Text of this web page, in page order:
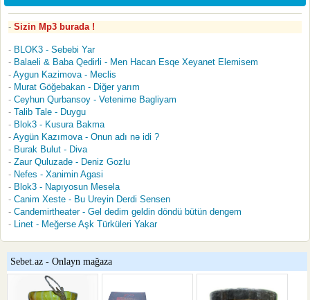
Sizin Mp3 burada !
BLOK3 - Sebebi Yar
Balaeli & Baba Qedirli - Men Hacan Esqe Xeyanet Elemisem
Aygun Kazimova - Meclis
Murat Göğebakan - Diğer yarım
Ceyhun Qurbansoy - Vetenime Bagliyam
Talib Tale - Duygu
Blok3 - Kusura Bakma
Aygün Kazımova - Onun adı nə idi ?
Burak Bulut - Diva
Zaur Quluzade - Deniz Gozlu
Nefes - Xanimin Agasi
Blok3 - Napıyosun Mesela
Canim Xeste - Bu Ureyin Derdi Sensen
Candemirtheater - Gel dedim geldin döndü bütün dengem
Linet - Meğerse Aşk Türküleri Yakar